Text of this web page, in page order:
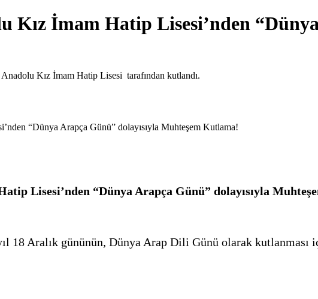
Kız İmam Hatip Lisesi’nden
Kız İmam Hatip Lisesi tarafından kutlandı.
Lisesi’nden “Dünya Arapça Günü” dolayısıyla
18 Aralık gününün, Dünya Arap Dili Günü olarak kutlanması